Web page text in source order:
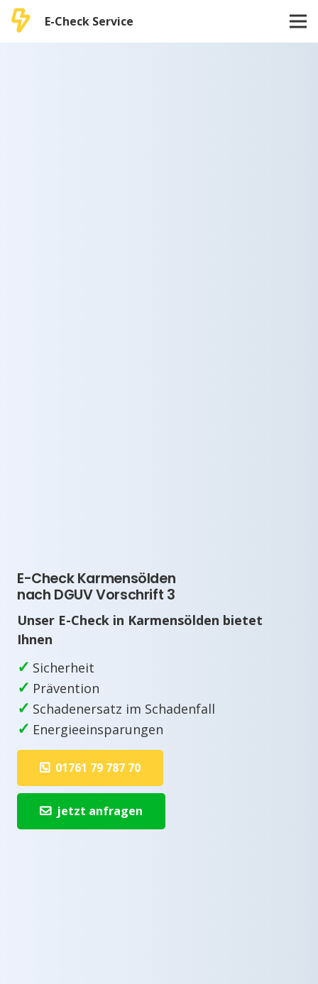
E-Check Service
E-Check Karmensölden
nach DGUV Vorschrift 3
Unser E-Check in Karmensölden bietet
Ihnen
✓ Sicherheit
✓ Prävention
✓ Schadenersatz im Schadenfall
✓ Energieeinsparungen
01761 79 787 70
jetzt anfragen